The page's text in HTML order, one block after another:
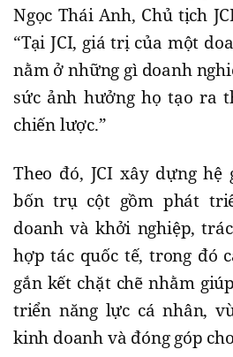
Ngọc Thái Anh, Chủ tịch
“Tại JCI, giá trị của một
nằm ở những gì doanh
sức ảnh hưởng họ tạo ra
chiến lược.”
Theo đó, JCI xây dựng
bốn trụ cột gồm phát
doanh và khởi nghiệp,
hợp tác quốc tế, trong đó
gắn kết chặt chẽ nhằm
triển năng lực cá nhân,
kinh doanh và đóng góp